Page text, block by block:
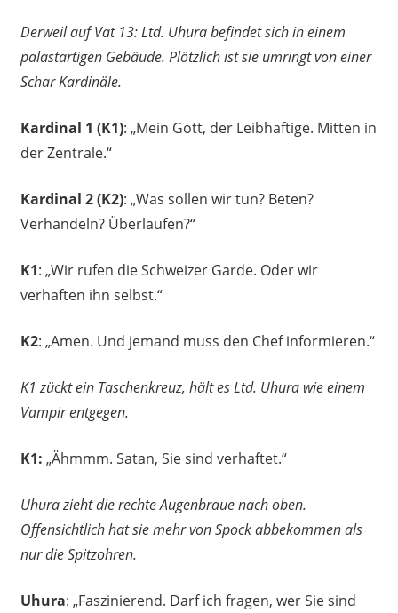
Derweil auf Vat 13: Ltd. Uhura befindet sich in einem
palastartigen Gebäude. Plötzlich ist sie umringt von einer
Schar Kardinäle.
Kardinal 1 (K1): „Mein Gott, der Leibhaftige. Mitten in
der Zentrale.“
Kardinal 2 (K2): „Was sollen wir tun? Beten?
Verhandeln? Überlaufen?“
K1: „Wir rufen die Schweizer Garde. Oder wir
verhaften ihn selbst.“
K2: „Amen. Und jemand muss den Chef informieren.“
K1 zückt ein Taschenkreuz, hält es Ltd. Uhura wie einem
Vampir entgegen.
K1: „Ähmmm. Satan, Sie sind verhaftet.“
Uhura zieht die rechte Augenbraue nach oben.
Offensichtlich hat sie mehr von Spock abbekommen als
nur die Spitzohren.
Uhura: „Faszinierend. Darf ich fragen, wer Sie sind